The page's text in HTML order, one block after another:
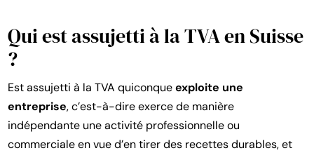
Qui est assujetti à la TVA en Suisse
?
Est assujetti à la TVA quiconqueexploite une
entreprise, c’est-à-dire exerce de manière
indépendante une activité professionnelle ou
commerciale en vue d’en tirer des recettes durables, et